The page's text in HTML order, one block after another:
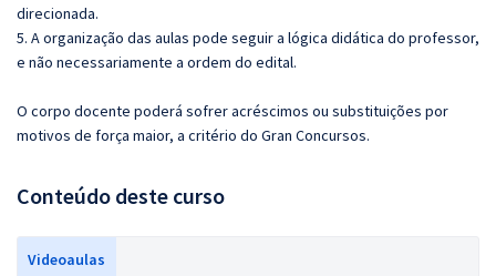
direcionada.
5. A organização das aulas pode seguir a lógica didática do professor,
e não necessariamente a ordem do edital.
O corpo docente poderá sofrer acréscimos ou substituições por
motivos de força maior, a critério do Gran Concursos.
Conteúdo deste curso
Videoaulas